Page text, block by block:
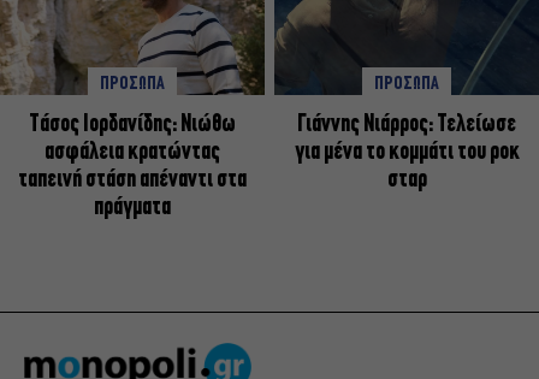
ΠΡΟΣΩΠΑ
Tάσος Ιορδανίδης: Νιώθω
ασφάλεια κρατώντας
ταπεινή στάση απέναντι στα
πράγματα
ΠΡΟΣΩΠΑ
Γιάννης Νιάρρος: Τελείωσε
για μένα το κομμάτι του ροκ
σταρ